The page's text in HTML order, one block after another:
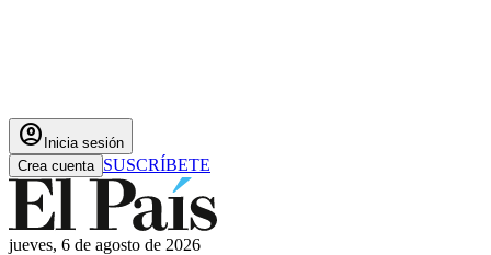
account_circle Inicia sesión
Crea cuenta SUSCRÍBETE
jueves, 6 de agosto de 2026